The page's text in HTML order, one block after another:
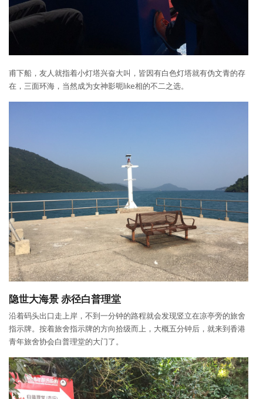
甫下船，友人就指着小灯塔兴奋大叫，皆因有白色灯塔就有伪文青的存
在，三面环海，当然成为女神影呃like相的不二之选。
隐世大海景赤径白普理堂
沿着码头出口走上岸，不到一分钟的路程就会发现竖立在凉亭旁的旅舍
指示牌。按着旅舍指示牌的方向拾级而上，大概五分钟后，就来到香港
青年旅舍协会白普理堂的大门了。